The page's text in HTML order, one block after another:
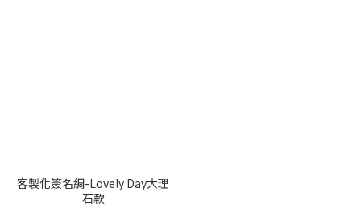
客製化簽名綢-Lovely Day大理
石款